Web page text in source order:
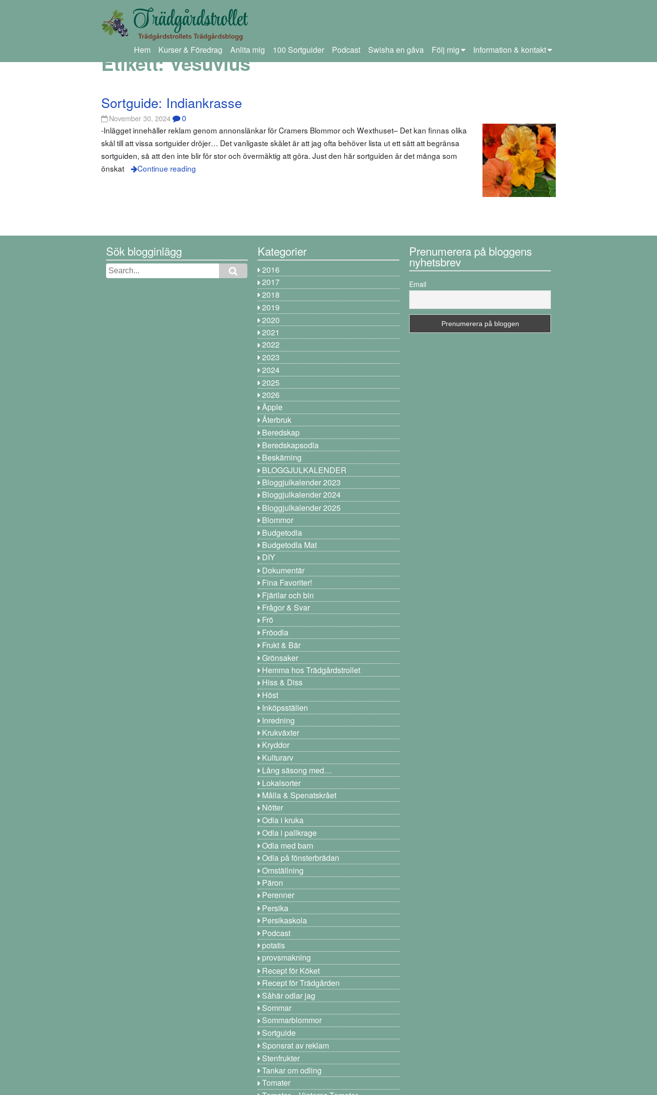
Hem Kurser & Föredrag Anlita mig 100 Sortguider Podcast Swisha en gåva Följ mig Information & kontakt
Etikett:Vesuvius
Sortguide: Indiankrasse
November 30, 2024 0
-Inlägget innehåller reklam genom annonslänkar för Cramers Blommor och Wexthuset– Det kan finnas olika
skäl till att vissa sortguider dröjer… Det vanligaste skälet är att jag ofta behöver lista ut ett sätt att begränsa
sortguiden, så att den inte blir för stor och övermäktig att göra. Just den här sortguiden är det många som
önskat
Continue reading
Sök blogginlägg Kategorier
2016
2017
2018
2019
2020
2021
2022
2023
2024
2025
2026
Äpple
Återbruk
Beredskap
Beredskapsodla
Beskärning
BLOGGJULKALENDER
Bloggjulkalender 2023
Bloggjulkalender 2024
Bloggjulkalender 2025
Blommor
Budgetodla
Budgetodla Mat
DIY
Dokumentär
Fina Favoriter!
Fjärilar och bin
Frågor & Svar
Frö
Fröodla
Frukt & Bär
Grönsaker
Hemma hos Trädgårdstrollet
Hiss & Diss
Höst
Inköpsställen
Inredning
Krukväxter
Kryddor
Kulturarv
Lång säsong med…
Lokalsorter
Målla & Spenatskrået
Nötter
Odla i kruka
Odla i pallkrage
Odla med barn
Odla på fönsterbrädan
Omställning
Päron
Perenner
Persika
Persikaskola
Podcast
potatis
provsmakning
Recept för Köket
Recept för Trädgården
Såhär odlar jag
Sommar
Sommarblommor
Sortguide
Sponsrat av reklam
Stenfrukter
Tankar om odling
Tomater
Prenumerera på bloggens
nyhetsbrev
Email